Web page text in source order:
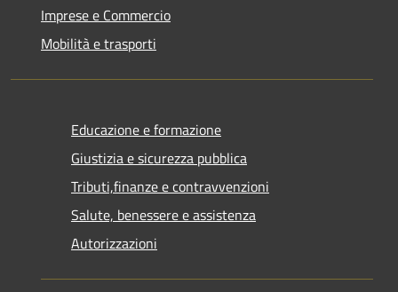
Imprese e Commercio
Mobilità e trasporti
Educazione e formazione
Giustizia e sicurezza pubblica
Tributi,finanze e contravvenzioni
Salute, benessere e assistenza
Autorizzazioni